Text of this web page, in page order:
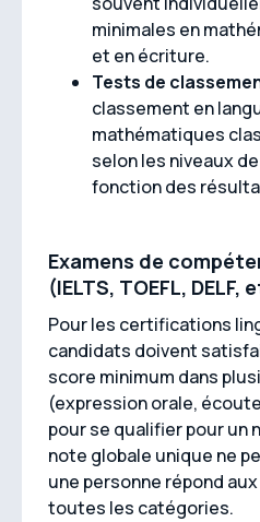
minimales en
et en écriture.
Tests de
classement en
mathématiques
selon les niveaux
fonction des
Examens de
(IELTS, TOEFL, DELF,
Pour les certifications
candidats doivent
score minimum dans
(expression orale,
pour se qualifier pour un
note globale unique ne
une personne répond
toutes les catégories.